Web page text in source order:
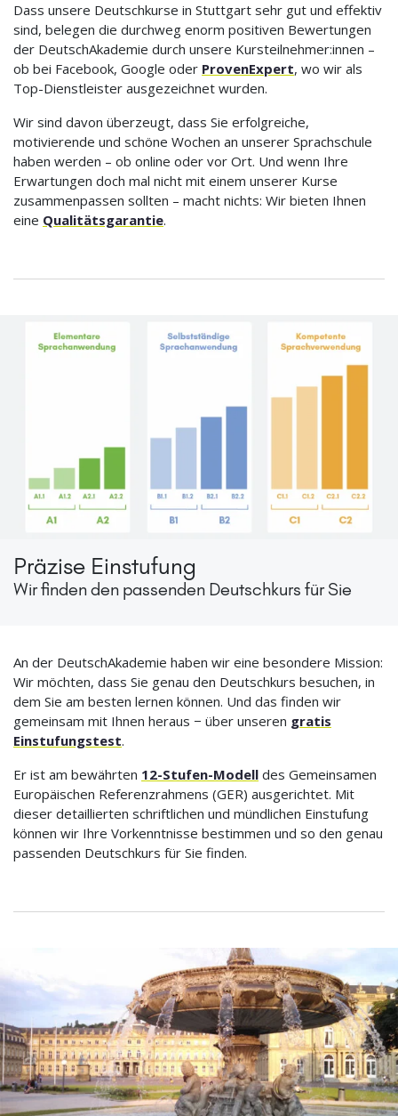
Dass unsere Deutschkurse in Stuttgart sehr gut und effektiv
sind, belegen die durchweg enorm positiven Bewertungen
der DeutschAkademie durch unsere Kursteilnehmer:innen –
ob bei Facebook, Google oder ProvenExpert, wo wir als
Top-Dienstleister ausgezeichnet wurden.
Wir sind davon überzeugt, dass Sie erfolgreiche,
motivierende und schöne Wochen an unserer Sprachschule
haben werden – ob online oder vor Ort. Und wenn Ihre
Erwartungen doch mal nicht mit einem unserer Kurse
zusammenpassen sollten – macht nichts: Wir bieten Ihnen
eine Qualitätsgarantie.
Präzise Einstufung
Wir finden den passenden Deutschkurs für Sie
An der DeutschAkademie haben wir eine besondere Mission:
Wir möchten, dass Sie genau den Deutschkurs besuchen, in
dem Sie am besten lernen können. Und das finden wir
gemeinsam mit Ihnen heraus − über unseren gratis
Einstufungstest.
Er ist am bewährten 12-Stufen-Modell des Gemeinsamen
Europäischen Referenzrahmens (GER) ausgerichtet. Mit
dieser detaillierten schriftlichen und mündlichen Einstufung
können wir Ihre Vorkenntnisse bestimmen und so den genau
passenden Deutschkurs für Sie finden.